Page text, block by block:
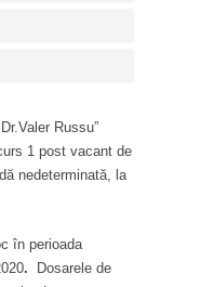
Russu”
1 post vacant de
nedeterminată, la
în perioada
. Dosarele de